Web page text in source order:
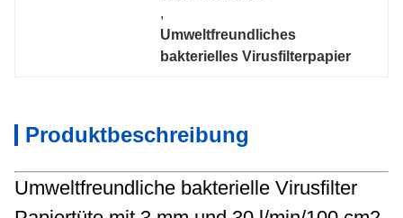
,
Umweltfreundliches
bakterielles Virusfilterpapier
Produktbeschreibung
Umweltfreundliche bakterielle Virusfilter